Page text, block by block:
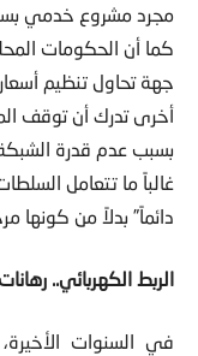
مجرد مشروع خدمي
كما أن الحكومات
جهة تحاول تنظيم
أخرى تدرك أن توقف
بسبب عدم قدرة
غالباً ما تتعامل
دائماً” بدلاً من كونها
الربط الكهربائي..
في السنوات